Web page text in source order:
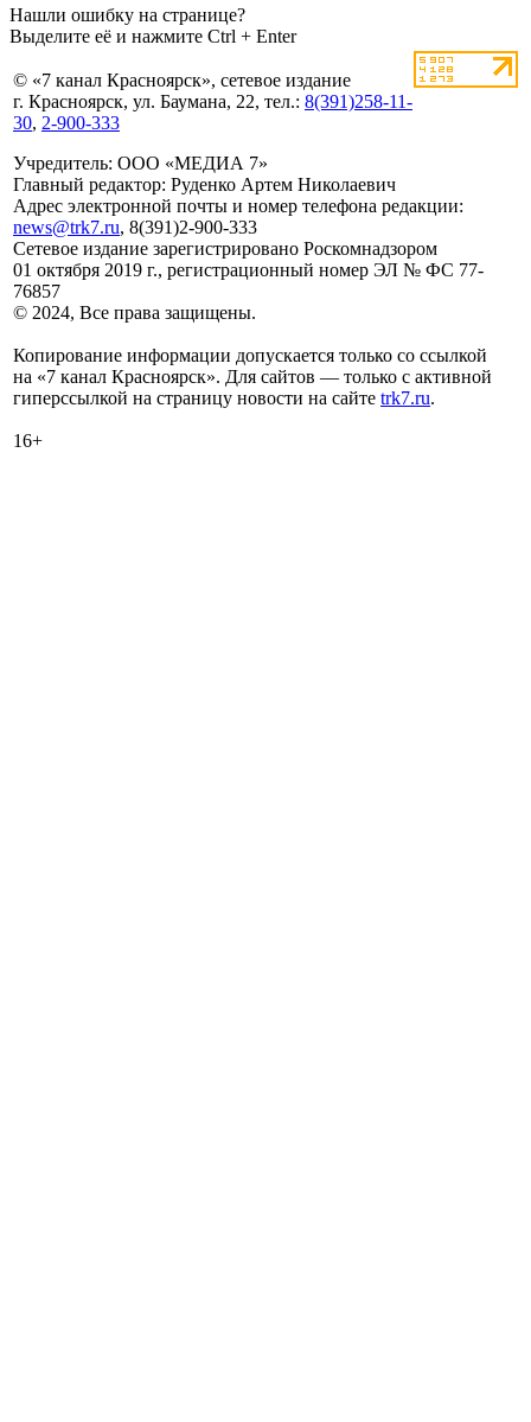
Нашли ошибку на странице?
Выделите её и нажмите Ctrl + Enter
© «7 канал Красноярск», сетевое издание
г. Красноярск, ул. Баумана, 22, тел.: 8(391)258-11-
30, 2-900-333
Учредитель: ООО «МЕДИА 7»
Главный редактор: Руденко Артем Николаевич
Адрес электронной почты и номер телефона редакции:
news@trk7.ru, 8(391)2-900-333
Сетевое издание зарегистрировано Роскомнадзором
01 октября 2019 г., регистрационный номер ЭЛ № ФС 77-
76857
© 2024, Все права защищены.
Копирование информации допускается только со ссылкой
на «7 канал Красноярск». Для сайтов — только с активной
гиперссылкой на страницу новости на сайте trk7.ru.
16+